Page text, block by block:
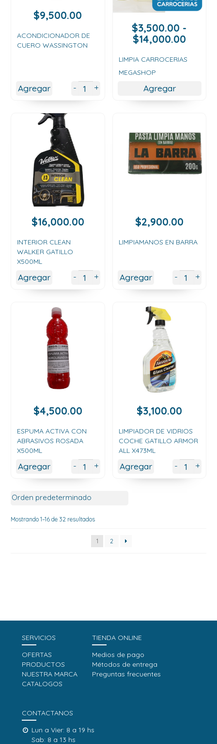
$9,500.00
ACONDICIONADOR DE
CUERO WASSINGTON
Agregar - +
$3,500.00 -
$14,000.00Rango
LIMPIA CARROCERIAS
MEGASHOP
Agregar
$16,000.00
INTERIOR CLEAN
WALKER GATILLO
X500ML
Agregar - +
$2,900.00
LIMPIAMANOS EN BARRA
Agregar - +
$4,500.00
ESPUMA ACTIVA CON
ABRASIVOS ROSADA
X500ML
Agregar - +
$3,100.00
LIMPIADOR DE VIDRIOS
COCHE GATILLO ARMOR
ALL X473ML
Agregar - +
Mostrando 1–16 de 32 resultados
1 2
SERVICIOS
OFERTAS
PRODUCTOS
NUESTRA MARCA
CATALOGOS
TIENDA ONLINE
Medios de pago
Métodos de entrega
Preguntas frecuentes
CONTACTANOS
Lun a Vier: 8 a 19 hs
Sab: 8 a 13 hs